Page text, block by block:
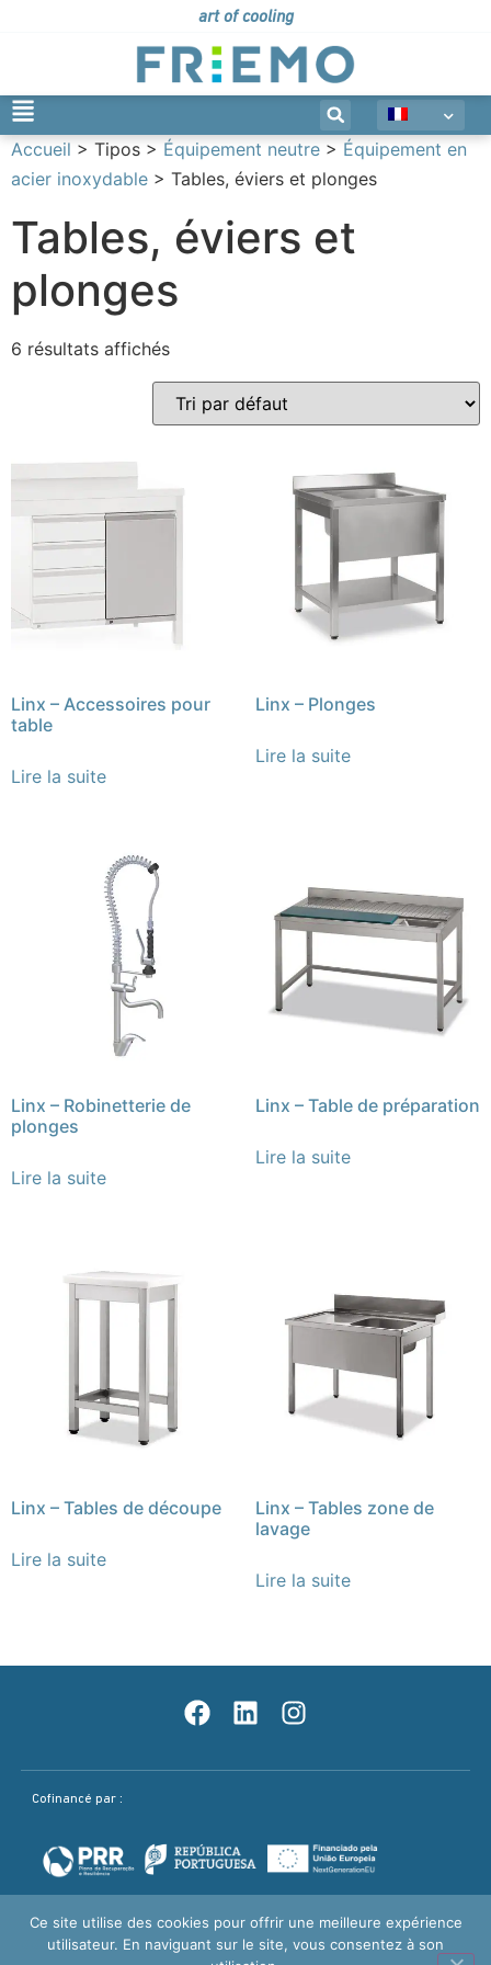
art of cooling
Accueil > Tipos > Équipement neutre > Équipement en
acier inoxydable > Tables, éviers et plonges
Tables, éviers et
plonges
6 résultats affichés
Linx – Accessoires pour
table
Lire la suite
Linx – Plonges
Lire la suite
Linx – Robinetterie de
plonges
Lire la suite
Linx – Table de préparation
Lire la suite
Linx – Tables de découpe
Lire la suite
Linx – Tables zone de
lavage
Lire la suite
Cofinancé par :
Politique QualitéMentions légales / Politique de confidentialité
Ce site utilise des cookies pour offrir une meilleure expérience
utilisateur. En naviguant sur le site, vous consentez à son